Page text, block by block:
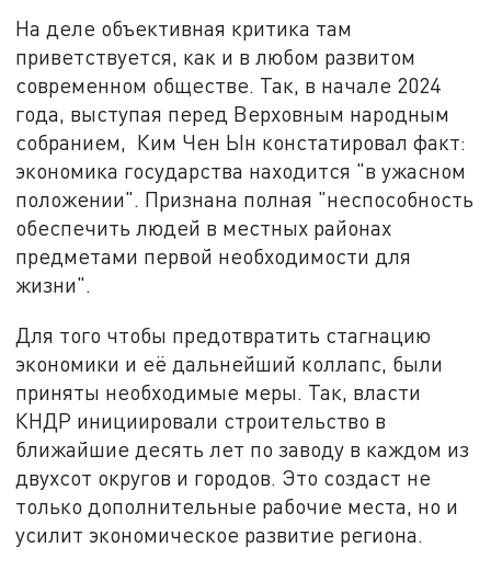
На деле объективная критика там
приветствуется, как и в любом развитом
современном обществе. Так, в начале 2024
года, выступая перед Верховным народным
собранием, Ким Чен Ын констатировал факт:
экономика государства находится "в ужасном
положении". Признана полная "неспособность
обеспечить людей в местных районах
предметами первой необходимости для
жизни".
Для того чтобы предотвратить стагнацию
экономики и её дальнейший коллапс, были
приняты необходимые меры. Так, власти
КНДР инициировали строительство в
ближайшие десять лет по заводу в каждом из
двухсот округов и городов. Это создаст не
только дополнительные рабочие места, но и
усилит экономическое развитие региона.